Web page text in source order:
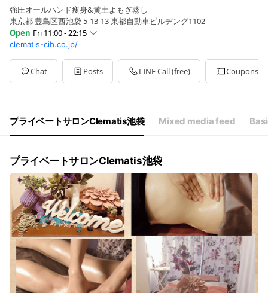
強圧オールハンド痩身&黄土よもぎ蒸し
東京都 豊島区西池袋 5-13-13 東都自動車ビルヂング1102
Open Fri 11:00 - 22:15
Sun11:00 - 20:00
MonClosed
Tue11:00 - 22:15
Wed11:00 - 22:15
Sat11:00 - 22:15
11:00〜22:15（月曜定休）
clematis-cib.co.jp/
Chat Posts LINE Call (free) Coupons
プライベートサロンClematis池袋 Mixed media feed
プライベートサロンClematis池袋